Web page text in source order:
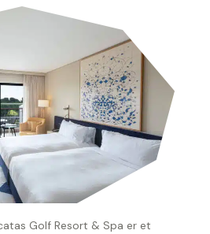
Golf Resort & Spa er et